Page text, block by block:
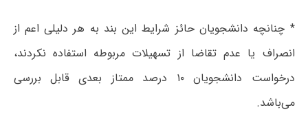
* چنانچه دانشجویان حائز شرایط این بند به هر دلیلی اعم از
انصراف یا عدم تقاضا از تسهیلات مربوطه استفاده نکردند،
درخواست دانشجویان ۱۰ درصد ممتاز بعدی قابل بررسی
می‌باشد.